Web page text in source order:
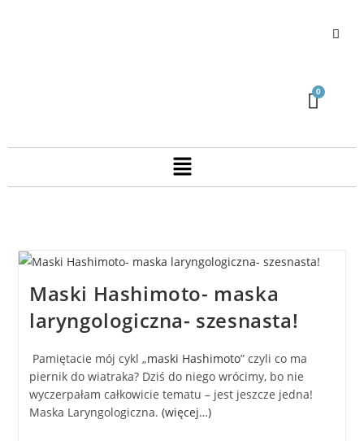
Maski Hashimoto- maska
laryngologiczna- szesnasta!
Pamiętacie mój cykl „maski Hashimoto” czyli co ma
piernik do wiatraka? Dziś do niego wrócimy, bo nie
wyczerpałam całkowicie tematu – jest jeszcze jedna!
Maska Laryngologiczna. (więcej…)